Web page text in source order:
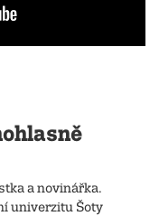
a novinářka.
univerzitu Šoty